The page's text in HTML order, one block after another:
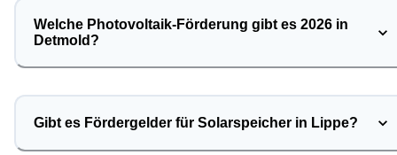
Welche Photovoltaik-Förderung gibt es 2026 in
Detmold?
Gibt es Fördergelder für Solarspeicher in Lippe?